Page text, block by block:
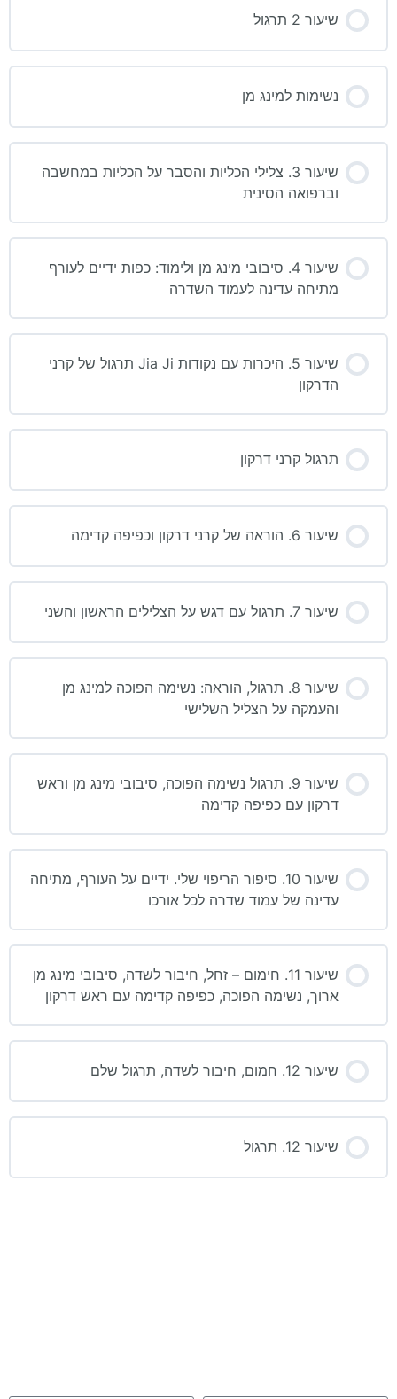
שיעור 2 תרגול
נשימות למינג מן
שיעור 3. צלילי הכליות והסבר על הכליות במחשבה
וברפואה הסינית
שיעור 4. סיבובי מינג מן ולימוד: כפות ידיים לעורף
מתיחה עדינה לעמוד השדרה
שיעור 5. היכרות עם נקודות Jia Ji תרגול של קרני
הדרקון
תרגול קרני דרקון
שיעור 6. הוראה של קרני דרקון וכפיפה קדימה
שיעור 7. תרגול עם דגש על הצלילים הראשון והשני
שיעור 8. תרגול, הוראה: נשימה הפוכה למינג מן
והעמקה על הצליל השלישי
שיעור 9. תרגול נשימה הפוכה, סיבובי מינג מן וראש
דרקון עם כפיפה קדימה
שיעור 10. סיפור הריפוי שלי. ידיים על העורף, מתיחה
עדינה של עמוד שדרה לכל אורכו
שיעור 11. חימום – זחל, חיבור לשדה, סיבובי מינג מן
ארוך, נשימה הפוכה, כפיפה קדימה עם ראש דרקון
שיעור 12. חמום, חיבור לשדה, תרגול שלם
שיעור 12. תרגול